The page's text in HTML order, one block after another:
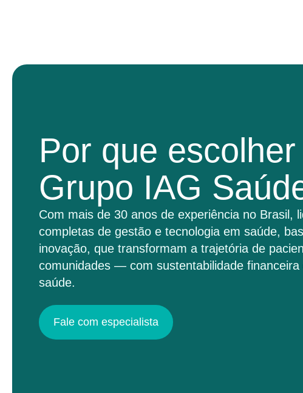
Por que escolher
Grupo IAG
Com mais de 30 anos de experiência no Brasil,
completas de gestão e tecnologia em saúde,
inovação, que transformam a trajetória de
comunidades — com sustentabilidade financeira
saúde.
Fale com especialista